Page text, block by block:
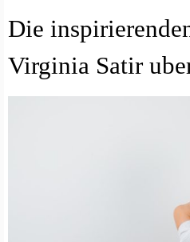
Die
Virginia Satir